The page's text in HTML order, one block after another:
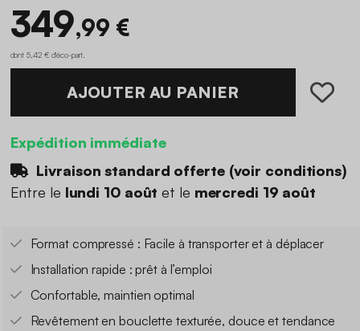
349,99 €
dont 5,42 € d'éco-part
AJOUTER AU PANIER
Expédition immédiate
Livraison standard offerte (voir conditions)
Entre le lundi 10 août et le mercredi 19 août
Format compressé : Facile à transporter et à déplacer
Installation rapide : prêt à l’emploi
Confortable, maintien optimal
Revêtement en bouclette texturée, douce et tendance